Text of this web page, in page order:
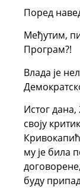
Поред
Међутим,
Програм?!
Влада је
Истог
своју
му је била
буду